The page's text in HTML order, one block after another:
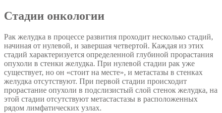
Стадии онкологии
Рак желудка в процессе развития проходит несколько стадий,
начиная от нулевой, и завершая четвертой. Каждая из этих
стадий характеризуется определенной глубиной прорастания
опухоли в стенки желудка. При нулевой стадии рак уже
существует, но он «стоит на месте», и метастазы в стенках
желудка отсутствуют. При первой стадии происходит
прорастание опухоли в подслизистый слой стенок желудка, на
этой стадии отсутствуют метастастазы в расположенных
рядом лимфатических узлах.